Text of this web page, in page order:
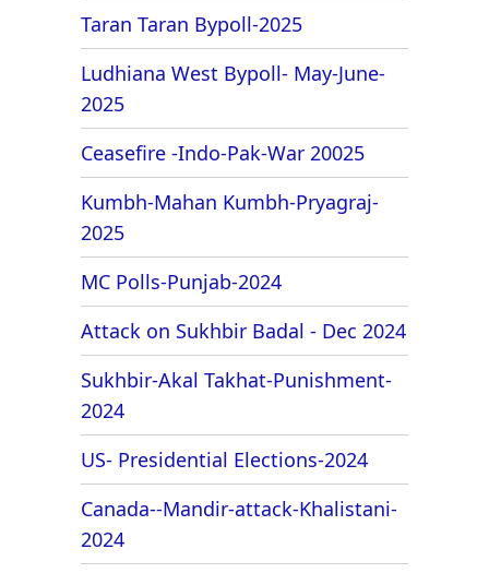
Taran Taran Bypoll-2025
Ludhiana West Bypoll- May-June-
2025
Ceasefire -Indo-Pak-War 20025
Kumbh-Mahan Kumbh-Pryagraj-
2025
MC Polls-Punjab-2024
Attack on Sukhbir Badal - Dec 2024
Sukhbir-Akal Takhat-Punishment-
2024
US- Presidential Elections-2024
Canada--Mandir-attack-Khalistani-
2024